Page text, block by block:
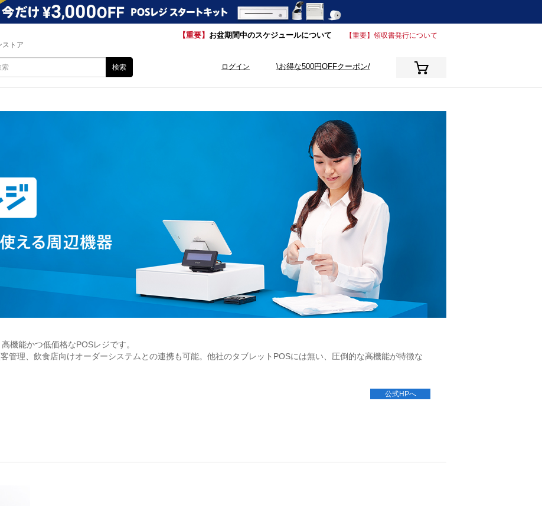
【重要】 お盆期間中のスケジュールについて
【重要】領収書発行について
ストア
ログイン \お得な500円OFFクーポン/
機能かつ低価格なPOSレジです。
管理、飲食店向けオーダーシステムとの連携も可能。他社のタブレットPOSには無い、圧倒的な高機能が特徴な
公式HPへ